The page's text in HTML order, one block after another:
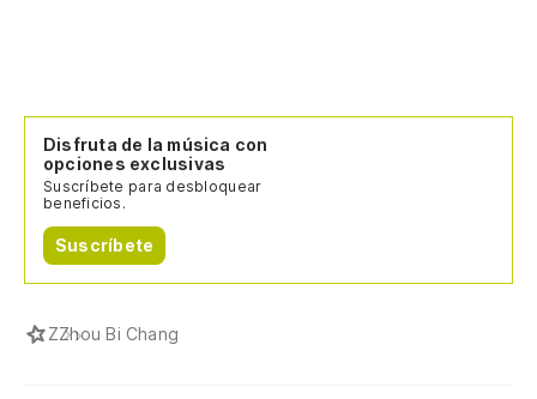
Disfruta de la música con
opciones exclusivas
Suscríbete para desbloquear
beneficios.
Suscríbete
ZZhou Bi Chang